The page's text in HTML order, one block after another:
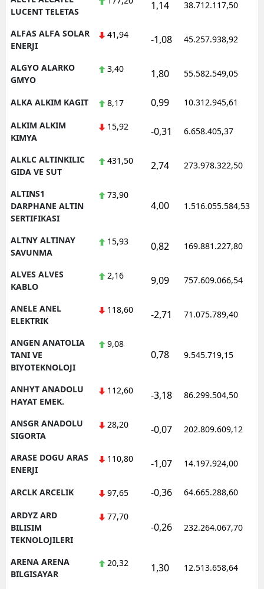
Zonguldak
Aksaray
Batman
Yalova
Karabük
Osmaniye
LUCENT TELETAS
1,14 38.712.117,50
ALFAS ALFA SOLAR
ENERJI
41,94 -1,08 45.257.938,92
ALGYO ALARKO
GMYO
3,40 1,80 55.582.549,05
ALKA ALKIM KAGIT 8,17 0,99 10.312.945,61
ALKIM ALKIM
KIMYA
15,92 -0,31 6.658.405,37
ALKLC ALTINKILIC
GIDA VE SUT
431,50 2,74 273.978.322,50
ALTINS1
DARPHANE ALTIN
SERTIFIKASI
73,90
4,00 1.516.055.584,53
ALTNY ALTINAY
SAVUNMA
15,93 0,82 169.881.227,80
ALVES ALVES
KABLO
2,16 9,09 757.609.066,54
ANELE ANEL
ELEKTRIK
118,60 -2,71 71.075.789,40
ANGEN ANATOLIA
TANI VE
BIYOTEKNOLOJI
9,08
0,78 9.545.719,15
ANHYT ANADOLU
HAYAT EMEK.
112,60 -3,18 86.299.504,50
ANSGR ANADOLU
SIGORTA
28,20 -0,07 202.809.609,12
ARASE DOGU ARAS
ENERJI
110,80 -1,07 14.197.924,00
ARCLK ARCELIK 97,65 -0,36 64.665.288,60
ARDYZ ARD
BILISIM
TEKNOLOJILERI
77,70
-0,26 232.264.067,70
ARENA ARENA
BILGISAYAR
20,32 1,30 12.513.658,64